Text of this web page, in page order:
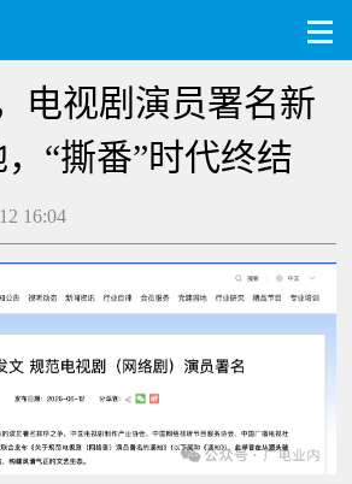
电视剧演员署名新
“撕番”时代终结
16:04